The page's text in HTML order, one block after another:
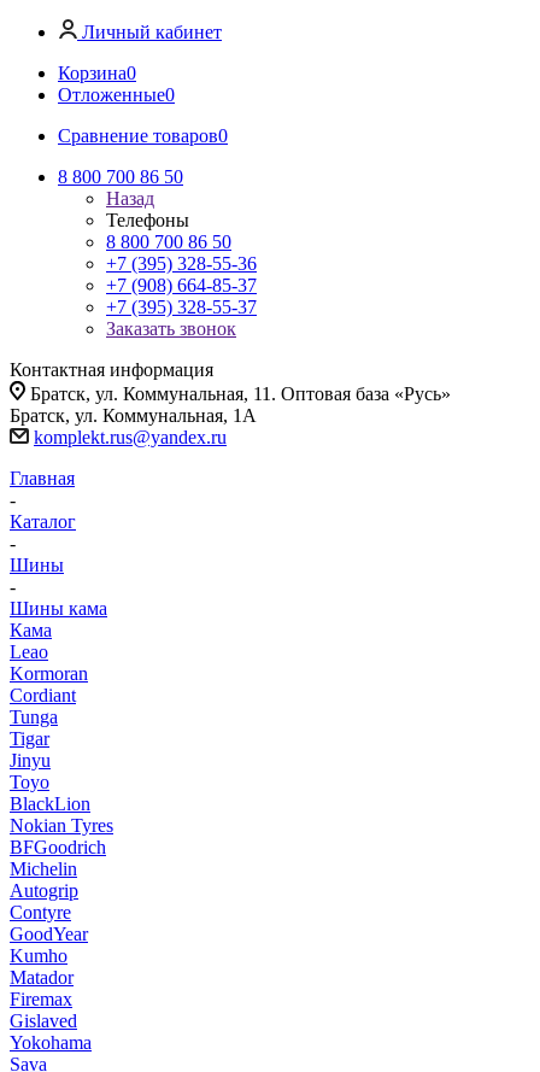
Личный кабинет
Корзина0
Отложенные0
Сравнение товаров0
8 800 700 86 50
Назад
Телефоны
8 800 700 86 50
+7 (395) 328-55-36
+7 (908) 664-85-37
+7 (395) 328-55-37
Заказать звонок
Контактная информация
Братск, ул. Коммунальная, 11. Оптовая база «Русь»
Братск, ул. Коммунальная, 1А
komplekt.rus@yandex.ru
Главная
-
Каталог
-
Шины
-
Шины кама
Кама
Leao
Kormoran
Cordiant
Tunga
Tigar
Jinyu
Toyo
BlackLion
Nokian Tyres
BFGoodrich
Michelin
Autogrip
Contyre
GoodYear
Kumho
Matador
Firemax
Gislaved
Yokohama
Sava